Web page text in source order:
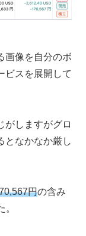
画像を自分のボ
ビスを展開して
がしますがグロ
となかなか厳し
円の含み
。